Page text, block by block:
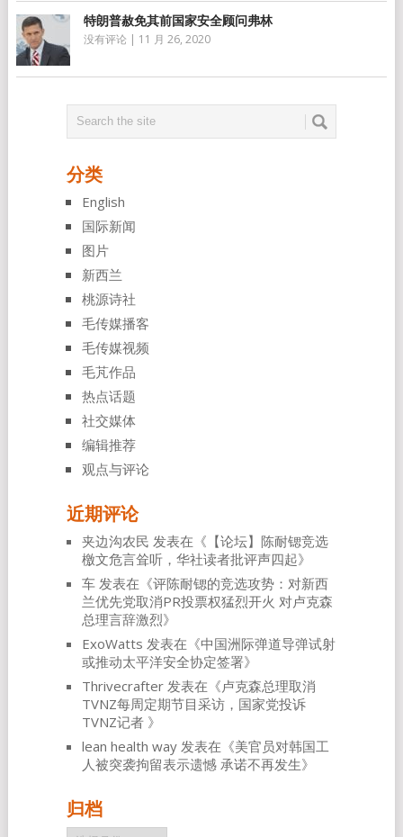
特朗普赦免其前国家安全顾问弗林
没有评论 | 11 月 26, 2020
分类
English
国际新闻
图片
新西兰
桃源诗社
毛传媒播客
毛传媒视频
毛芃作品
热点话题
社交媒体
编辑推荐
观点与评论
近期评论
夹边沟农民 发表在《 【论坛】陈耐锶竞选
檄文危言耸听，华社读者批评声四起》
车发表在《评陈耐锶的竞选攻势：对新西
兰优先党取消PR投票权猛烈开火 对卢克森
总理言辞激烈》
ExoWatts 发表在《中国洲际弹道导弹试射
或推动太平洋安全协定签署》
Thrivecrafter发表在《卢克森总理取消
TVNZ每周定期节目采访，国家党投诉
TVNZ记者 》
lean health way发表在《美官员对韩国工
人被突袭拘留表示遗憾 承诺不再发生》
归档